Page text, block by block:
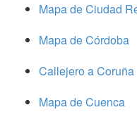
Mapa de Ciudad
Mapa de Córdoba
Callejero a Coruña
Mapa de Cuenca